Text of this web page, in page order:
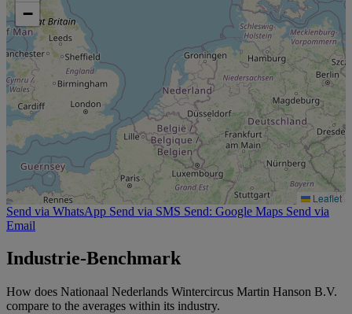
−
Leaflet
Send via WhatsApp Send via SMS Send: Google Maps Send via
Email
Industrie-Benchmark
How does Nationaal Nederlands Wintercircus Martin Hanson B.V.
compare to the averages within its industry.